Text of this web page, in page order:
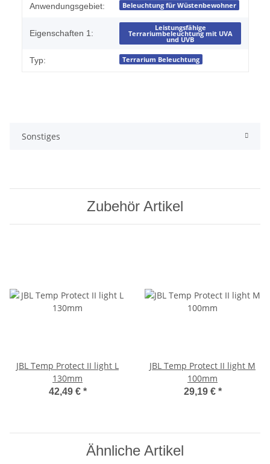
Anwendungsgebiet: Beleuchtung für Wüstenbewohner
Eigenschaften 1:
Leistungsfähige
Terrariumbeleuchtung mit UVA
und UVB
Typ: Terrarium Beleuchtung
Sonstiges
Zubehör Artikel
JBL Temp Protect II light L
130mm
42,49 € *
JBL Temp Protect II light M
100mm
29,19 € *
Ähnliche Artikel